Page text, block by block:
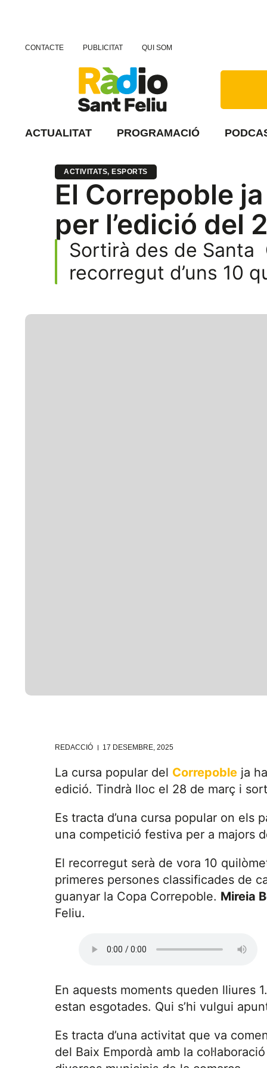
CONTACTE PUBLICITAT QUI SOM
ACTUALITAT PROGRAMACIÓ
ACTIVITATS, ESPORTS
El Correpoble
per l’edició del
Sortirà des de Santa
recorregut d’uns 10
REDACCIÓ 17 DESEMBRE, 2025
La cursa popular del Correpoble ja
edició. Tindrà lloc el 28 de març i
Es tracta d’una cursa popular on
una competició festiva per a majors
El recorregut serà de vora 10
primeres persones classificades de
guanyar la Copa Correpoble. Mireia
Feliu.
En aquests moments queden lliures
estan esgotades. Qui s’hi vulgui
Es tracta d’una activitat que va
del Baix Empordà amb la